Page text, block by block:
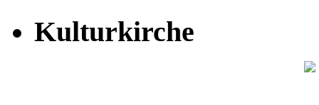
Kulturkirche